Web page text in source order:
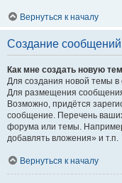
Вернуться к началу
Создание сообщений
Как мне создать новую
Для создания новой темы
Для размещения
Возможно, придётся
сообщение. Перечень
форума или темы.
добавлять вложения» и т.п.
Вернуться к началу